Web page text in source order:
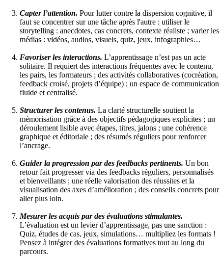
Capter l’attention. Pour lutter contre la dispersion cognitive, il
faut se concentrer sur une tâche après l'autre ; utiliser le
storytelling : anecdotes, cas concrets, contexte réaliste ; varier les
médias : vidéos, audios, visuels, quiz, jeux, infographies
Favoriser les interactions. L’apprentissage n’est pas un acte
solitaire. Il requiert des interactions fréquentes avec le contenu,
les pairs, les formateurs ; des activités collaboratives (cocréation,
feedback croisé, projets d’équipe) ; un espace de communication
fluide et centralisé.
Structurer les contenus. La clarté structurelle soutient la
mémorisation grâce à des objectifs pédagogiques explicites ; un
déroulement lisible avec étapes, titres, jalons ; une cohérence
graphique et éditoriale ; des résumés réguliers pour renforcer
l’ancrage.
Guider la progression par des feedbacks pertinents. Un bon
retour fait progresser via des feedbacks réguliers, personnalisés
et bienveillants ; une réelle valorisation des réussites et la
visualisation des axes d’amélioration ; des conseils concrets pour
aller plus loin.
Mesurer les acquis par des évaluations stimulantes.
L’évaluation est un levier d’apprentissage, pas une sanction :
Quiz, études de cas, jeux, simulations… multipliez les formats !
Pensez à intégrer des évaluations formatives tout au long du
parcours.